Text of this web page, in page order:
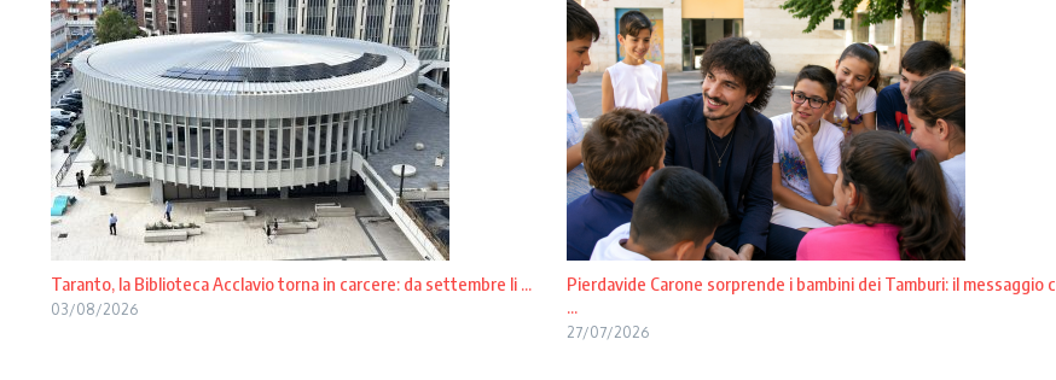
Taranto, la Biblioteca Acclavio torna in carcere: da settembre li ...
03/08/2026
Pierdavide Carone sorprende i bambini dei Tamburi: il messaggio c
...
27/07/2026